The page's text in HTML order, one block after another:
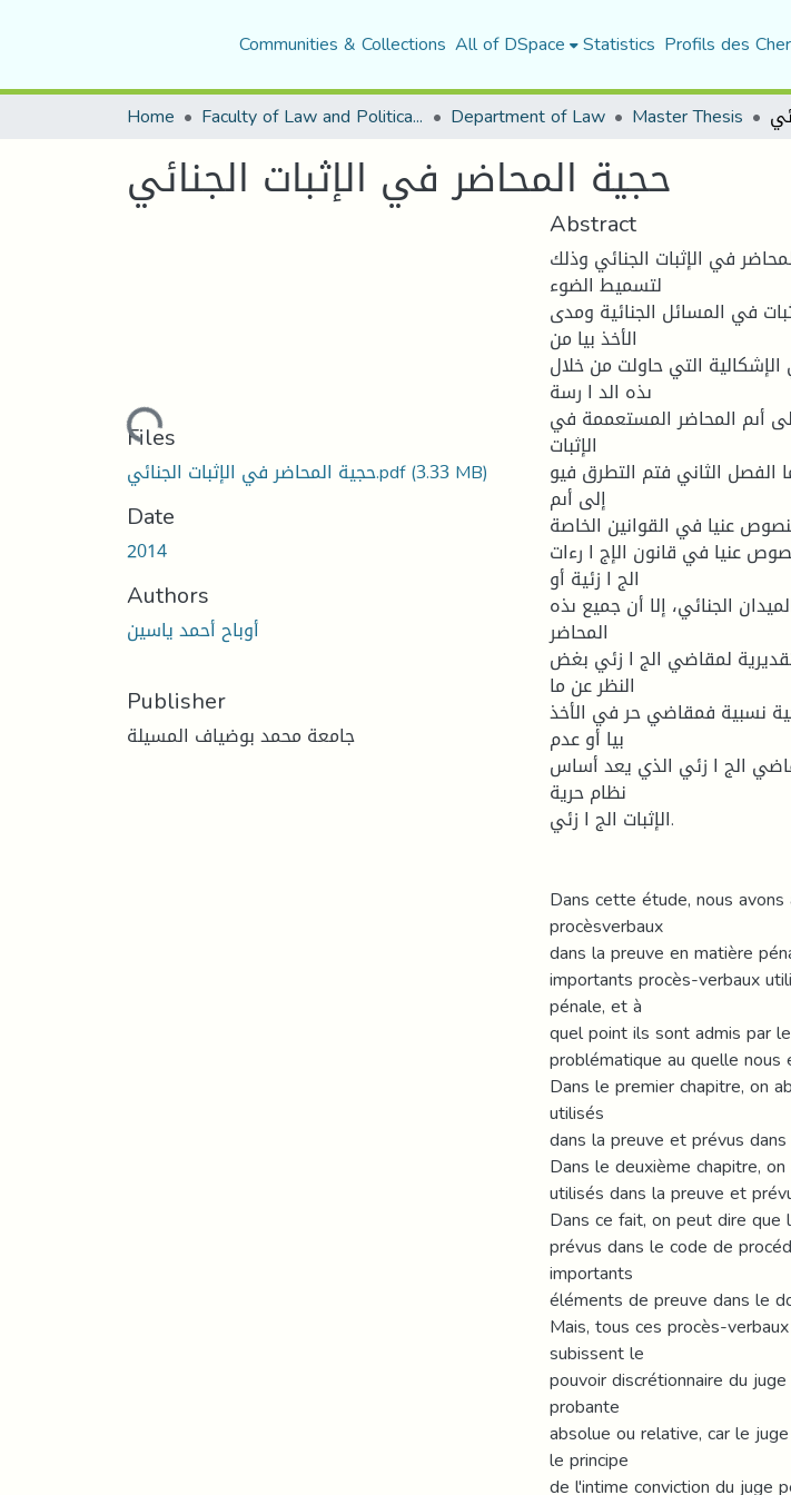
Communities & Collections All of DSpace Statistics Profils des
Home Faculty of Law and Political Science Department of Law Master Thesis
حجية المحاضر في الإثبات الجنائي
Loading...
Files
حجية المحاضر في الإثبات الجنائي.pdf(3.33 MB)
Date
2014
Authors
أوباح أحمد ياسين
Publisher
جامعة محمد بوضياف المسيلة
Abstract
في الإثبات الجنائي وذلك
لتسميط الضوء
في المسائل الجنائية ومدى
الأخذ بيا من
التي حاولت من خلال
ىذه الد ا رسة
أىم المحاضر المستعممة في
الإثبات
الفصل الثاني فتم التطرق فيو
إلى أىم
عنيا في القوانين الخاصة.
عنيا في قانون الإج ا رءات
الج ا زئية أو
الجنائي، إلا أن جميع ىذه
المحاضر
لمقاضي الج ا زئي بغض
النظر عن ما
نسبية فمقاضي حر في الأخذ
بيا أو عدم
الج ا زئي الذي يعد أساس
نظام حرية
الإثبات الج ا زئي.
Dans cette étude, nous
procèsverbaux
dans la preuve en matière
importants procès-verbaux
pénale, et à
quel point ils sont admis par
problématique au quelle
Dans le premier chapitre, on
utilisés
dans la preuve et prévus
Dans le deuxième chapitre,
utilisés dans la preuve et
Dans ce fait, on peut dire
prévus dans le code de
importants
éléments de preuve dans le
Mais, tous ces procès-
subissent le
pouvoir discrétionnaire du
probante
absolue ou relative, car le
le principe
de l'intime conviction du juge